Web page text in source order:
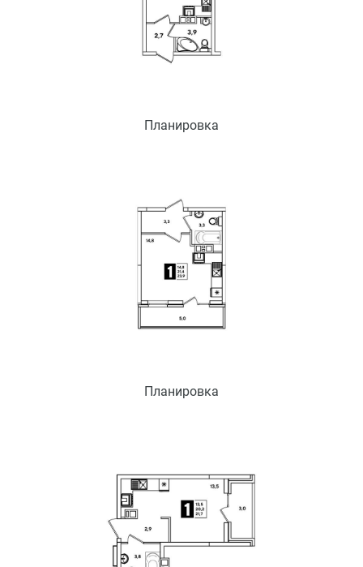
Планировка
Планировка